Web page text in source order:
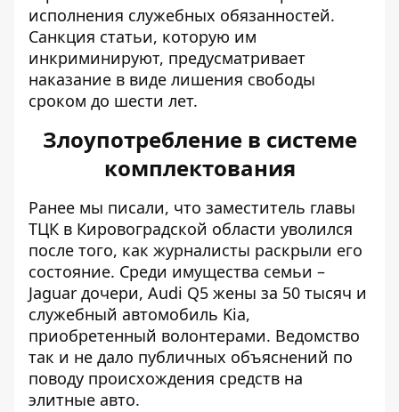
исполнения служебных обязанностей.
Санкция статьи, которую им
инкриминируют, предусматривает
наказание в виде лишения свободы
сроком до шести лет.
Злоупотребление в системе
комплектования
Ранее мы писали, что заместитель главы
ТЦК в Кировоградской области уволился
после того, как журналисты раскрыли его
состояние. Среди имущества семьи –
Jaguar дочери, Audi Q5 жены за 50 тысяч и
служебный автомобиль Kia,
приобретенный волонтерами. Ведомство
так и не дало публичных объяснений по
поводу происхождения средств на
элитные авто.